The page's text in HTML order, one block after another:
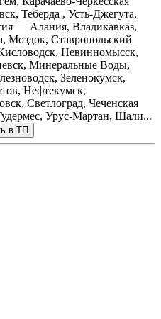
Теберда , Усть-Джегута,
— Алания, Владикавказ,
Моздок, Ставропольский
Невинномысск,
Минеральные Воды,
Зеленокумск,
Нефтекумск,
Светлоград, Чеченская
Урус-Мартан, Шали...
в ТП